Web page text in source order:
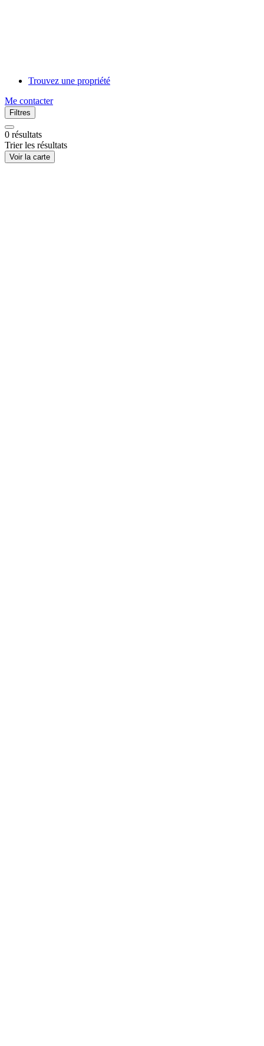
Trouvez une propriété
Me contacter
Filtres
0 résultats
Trier les résultats
Voir la carte